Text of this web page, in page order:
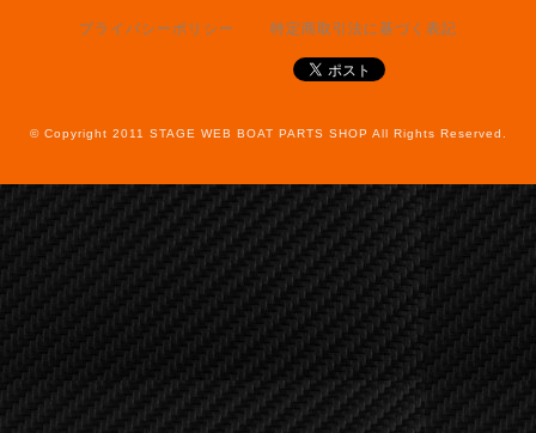
プライバシーポリシー 特定商取引法に基づく表記
© Copyright 2011 STAGE WEB BOAT PARTS SHOP All Rights Reserved.